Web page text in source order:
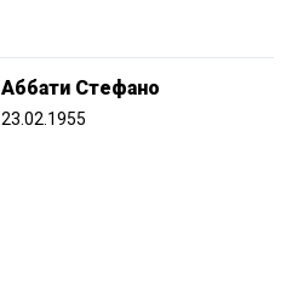
Аббати Стефано
23.02.1955